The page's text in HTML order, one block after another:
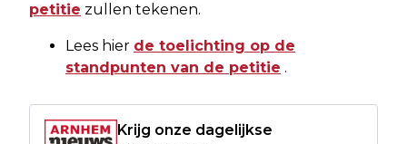
petitie zullen tekenen.
Lees hier de toelichting op de
standpunten van de petitie .
Krijg onze dagelijkse